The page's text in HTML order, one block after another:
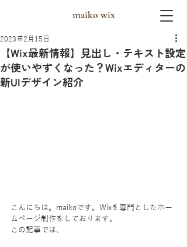
maiko wix
【Wix最新情報】見出し・テキスト設定
が使いやすくなった？Wixエディターの
新UIデザイン紹介
2023年2月15日
こんにちは。maikoです。Wixを専門としたホー
ムページ制作をしております。
この記事では、